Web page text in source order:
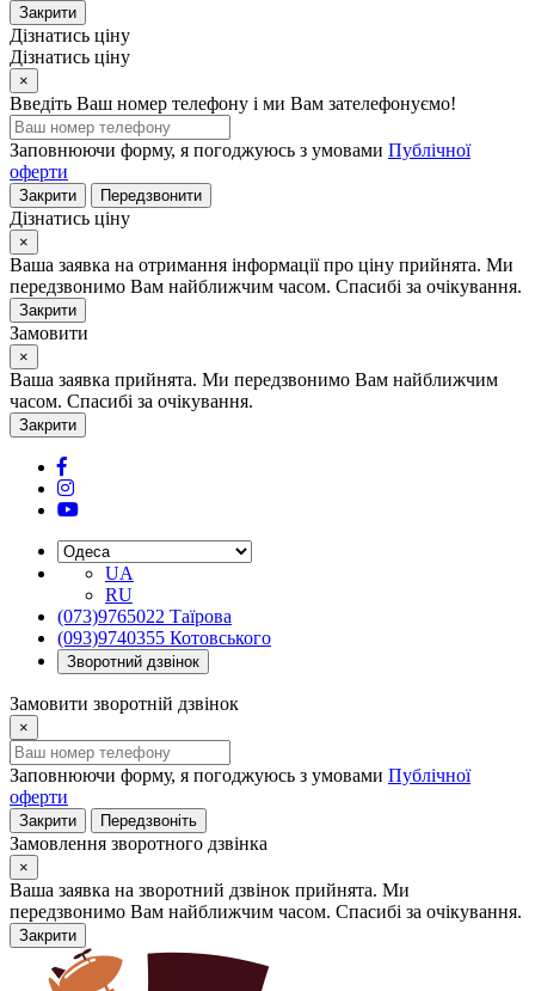
Закрити
Дізнатись ціну
Дізнатись ціну
×
Введіть Ваш номер телефону і ми Вам зателефонуємо!
Заповнюючи форму, я погоджуюсь з умовами Публічної
оферти
Закрити Передзвонити
Дізнатись ціну
×
Ваша заявка на отримання інформації про ціну прийнята. Ми
передзвонимо Вам найближчим часом. Спасибі за очікування.
Закрити
Замовити
×
Ваша заявка прийнята. Ми передзвонимо Вам найближчим
часом. Спасибі за очікування.
Закрити
UA
RU
(073)9765022 Таїрова
(093)9740355 Котовського
Зворотний дзвінок
Замовити зворотній дзвінок
×
Заповнюючи форму, я погоджуюсь з умовами Публічної
оферти
Закрити Передзвоніть
Замовлення зворотного дзвінка
×
Ваша заявка на зворотний дзвінок прийнята. Ми
передзвонимо Вам найближчим часом. Спасибі за очікування.
Закрити